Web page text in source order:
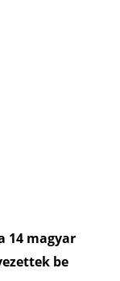
14 magyar
be